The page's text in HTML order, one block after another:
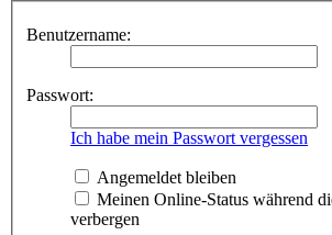
Benutzername:
Passwort:
Ich habe mein Passwort vergessen
Angemeldet bleiben
Meinen Online-Status während
verbergen